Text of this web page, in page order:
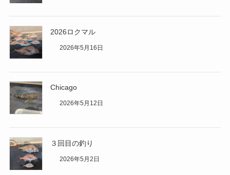
2026ロクマル
2026年5月16日
Chicago
2026年5月12日
３回目の釣り
2026年5月2日